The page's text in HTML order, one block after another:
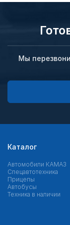
Мы
Каталог
Автомобили КАМАЗ
Спецавтотехника
Прицепы
Автобусы
Техника в наличии